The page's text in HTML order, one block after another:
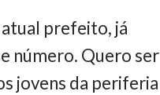
prefeito, já
número. Quero ser
jovens da periferia